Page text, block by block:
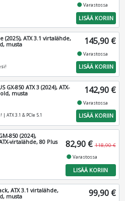
fiber_manual_recordVarastossa
LISÄÄ KORIIN
(2025), ATX 3.1 virtalähde,
musta
145,90 €
fiber_manual_recordVarastossa
LISÄÄ KORIIN
GX-850 ATX 3 (2024), ATX-
musta
3.1 & PCIe 5.1
142,90 €
fiber_manual_recordVarastossa
LISÄÄ KORIIN
850 (2024),
virtalähde, 80 Plus
82,90 € 118,90 €
fiber_manual_recordVarastossa
LISÄÄ KORIIN
ATX 3.1 virtalähde,
musta
99,90 €